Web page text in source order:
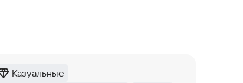
Категория:
Казуальные